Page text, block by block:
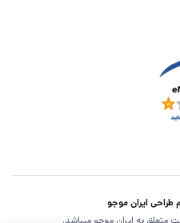
طراحی ایران موجو